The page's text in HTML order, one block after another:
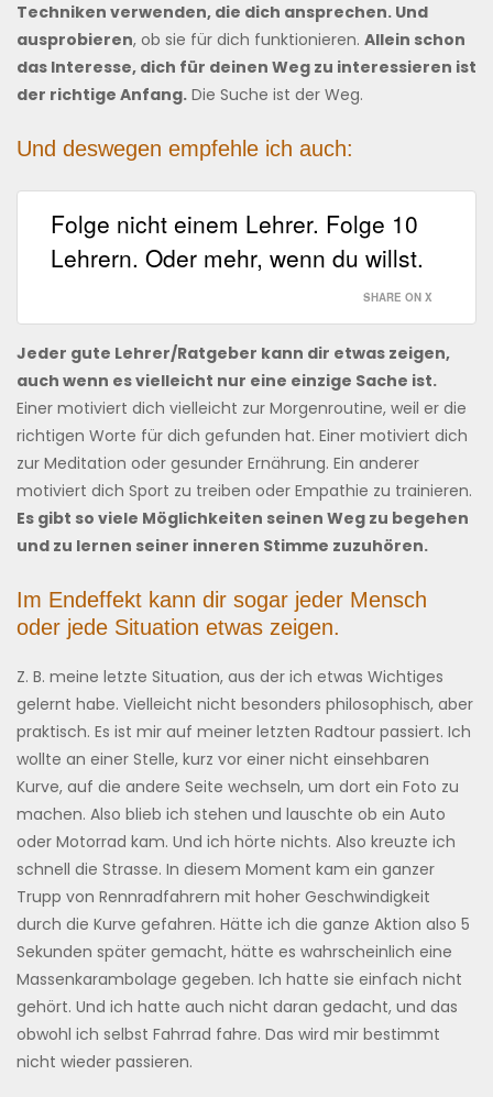
Techniken verwenden, die dich ansprechen. Und
ausprobieren, ob sie für dich funktionieren. Allein schon
das Interesse, dich für deinen Weg zu interessieren ist
der richtige Anfang. Die Suche ist der Weg.
Und deswegen empfehle ich auch:
Folge nicht einem Lehrer. Folge 10
Lehrern. Oder mehr, wenn du willst.
SHARE ON X
Jeder gute Lehrer/Ratgeber kann dir etwas zeigen,
auch wenn es vielleicht nur eine einzige Sache ist.
Einer motiviert dich vielleicht zur Morgenroutine, weil er die
richtigen Worte für dich gefunden hat. Einer motiviert dich
zur Meditation oder gesunder Ernährung. Ein anderer
motiviert dich Sport zu treiben oder Empathie zu trainieren.
Es gibt so viele Möglichkeiten seinen Weg zu begehen
und zu lernen seiner inneren Stimme zuzuhören.
Im Endeffekt kann dir sogar jeder Mensch
oder jede Situation etwas zeigen.
Z. B. meine letzte Situation, aus der ich etwas Wichtiges
gelernt habe. Vielleicht nicht besonders philosophisch, aber
praktisch. Es ist mir auf meiner letzten Radtour passiert. Ich
wollte an einer Stelle, kurz vor einer nicht einsehbaren
Kurve, auf die andere Seite wechseln, um dort ein Foto zu
machen. Also blieb ich stehen und lauschte ob ein Auto
oder Motorrad kam. Und ich hörte nichts. Also kreuzte ich
schnell die Strasse. In diesem Moment kam ein ganzer
Trupp von Rennradfahrern mit hoher Geschwindigkeit
durch die Kurve gefahren. Hätte ich die ganze Aktion also 5
Sekunden später gemacht, hätte es wahrscheinlich eine
Massenkarambolage gegeben. Ich hatte sie einfach nicht
gehört. Und ich hatte auch nicht daran gedacht, und das
obwohl ich selbst Fahrrad fahre. Das wird mir bestimmt
nicht wieder passieren.